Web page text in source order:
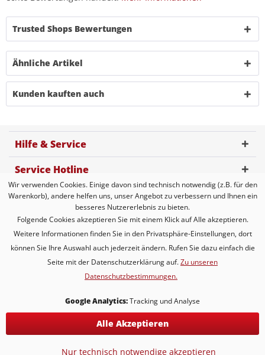
Trusted Shops Bewertungen
Ähnliche Artikel
Kunden kauften auch
Hilfe & Service
Service Hotline
Kundenbewertung
Zahlungsmöglichkeiten
Versandarten
* Alle Preise inkl. gesetzl. Mehrwertsteuer zzgl.
Länder entnehmen Sie bitte der Schaltfläche mit den
Versandinformationen
Wir verwenden Cookies. Einige davon sind technisch notwendig (z.B. für den
Warenkorb), andere helfen uns, unser Angebot zu verbessern und Ihnen ein
besseres Nutzererlebnis zu bieten.
Folgende Cookies akzeptieren Sie mit einem Klick auf Alle akzeptieren.
Weitere Informationen finden Sie in den Privatsphäre-Einstellungen, dort
können Sie Ihre Auswahl auch jederzeit ändern. Rufen Sie dazu einfach die
Seite mit der Datenschutzerklärung auf.Zu unseren
Datenschutzbestimmungen.
Google Analytics:Tracking und Analyse
Nur technisch notwendige akzeptieren
Alle Akzeptieren